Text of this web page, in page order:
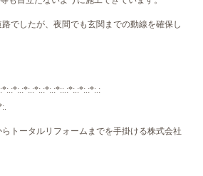
でしたが、夜間でも玄関までの動線を確保し
トータルリフォームまでを手掛ける株式会社